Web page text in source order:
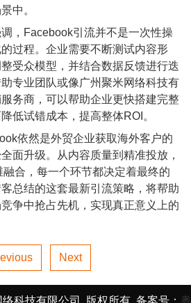
中。
Facebook引流并不是一次性操
过程。企业需要不断测试内容形
受众模型，并结合数据反馈进行迭
专业团队或像广州聚米网络科技有
务商，可以帮助企业更快搭建完整
低试错成本，提高整体ROI。
依然是外贸企业获取海外客户的
面升级。从内容质量到精准投放，
合，每一个环节都决定着最终的
总结的这套最新引流策略，将帮助
争中抢占先机，实现真正意义上的
Next
科技有限公司. 版权所有. 备案号： 粤